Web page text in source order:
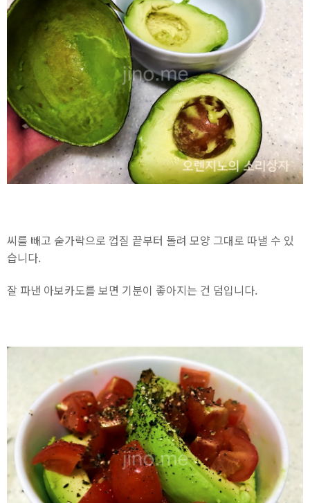
씨를 빼고 숟가락으로 껍질 끝부터 돌려 모양 그대로 따낼 수 있
습니다.
잘 파낸 아보카도를 보면 기분이 좋아지는 건 덤입니다.